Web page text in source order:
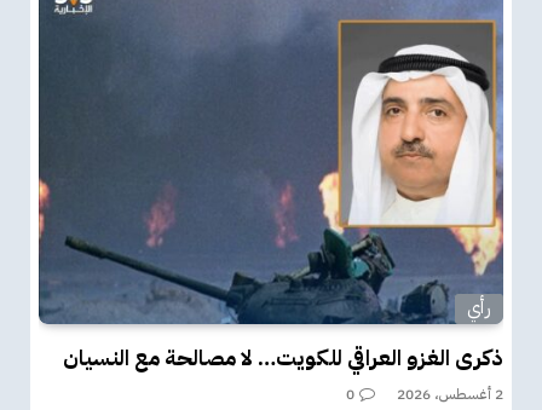
رأي
ذكرى الغزو العراقي للكويت… لا مصالحة مع النسيان
2 أغسطس، 2026 0